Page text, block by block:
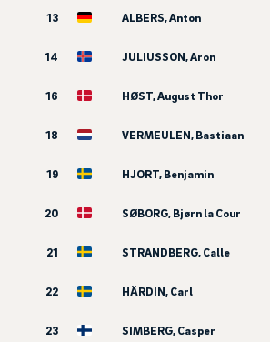
13 ALBERS, Anton
14 JULIUSSON, Aron
16 HØST, August Thor
18 VERMEULEN, Bastiaan
19 HJORT, Benjamin
20 SØBORG, Bjørn la Cour
21 STRANDBERG, Calle
22 HÄRDIN, Carl
23 SIMBERG, Casper